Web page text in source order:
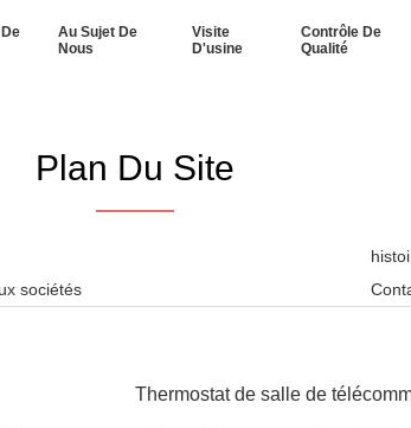
Au Sujet De
Nous
Visite
D'usine
Contrôle De
Qualité
Plan Du Site
sociétés
Thermostat de salle de